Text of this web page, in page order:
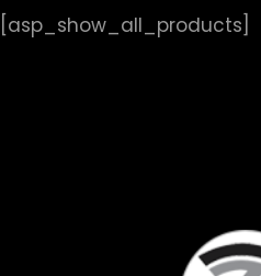
[asp_show_all_products]